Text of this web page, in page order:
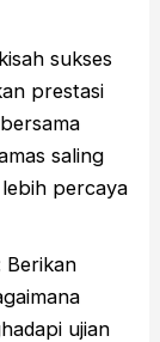
sukses
prestasi
saling
percaya
Berikan
ujian